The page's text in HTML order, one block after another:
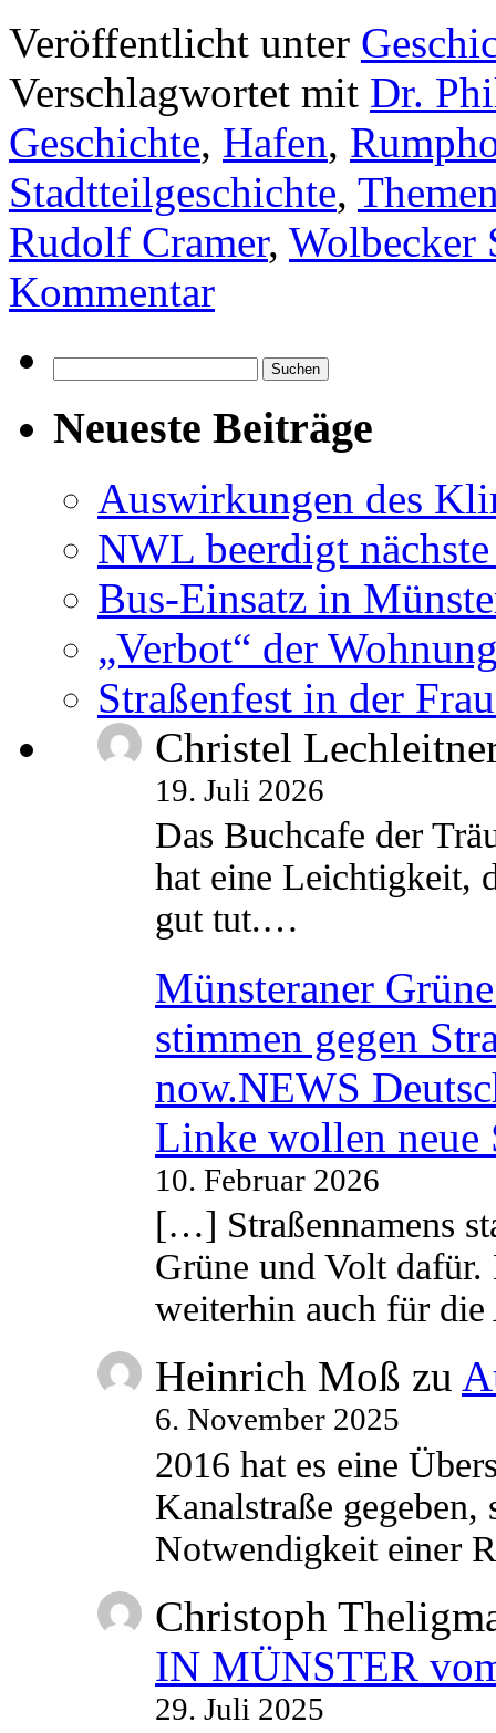
Veröffentlicht unter
Verschlagwortet mit Dr.
Geschichte, Hafen,
Stadtteilgeschichte,
Rudolf Cramer, Wolbecker
Kommentar
nach:
Neueste Beiträge
Auswirkungen des
NWL beerdigt
Bus-Einsatz in
„Verbot“ der
Straßenfest in der
Christel
19. Juli 2026
Das Buchcafe der
hat eine Leichtigkeit,
gut tut.…
Münsteraner
stimmen gegen
now.NEWS
Linke wollen neue
10. Februar 2026
[…] Straßennamens
Grüne und Volt
weiterhin auch für
Heinrich Moß zu
6. November 2025
2016 hat es eine
Kanalstraße
Notwendigkeit einer
Christoph
IN MÜNSTER
29. Juli 2025